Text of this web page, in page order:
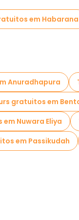
em Habarana
Anuradhapura
gratuitos em
Nuwara Eliya
em Passikudah